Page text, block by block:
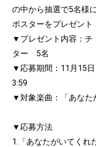
の中から抽選で5名様
ポスターをプレゼン
▼プレゼント内容：チ
ター 5名
▼応募期間：11月15
3:59
▼対象楽曲：「あなた
▼応募方法
1.「あなたがいてくれ